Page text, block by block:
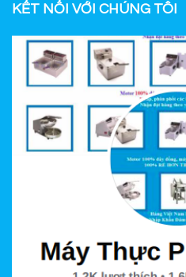
KẾT NỐI VỚI CHÚNG TÔI